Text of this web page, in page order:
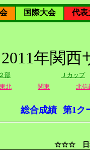
国際大会
代表
2011年関
部
Ｊカップ
東北 関東 北信
総合成績 第1ク
☆☆☆ 日